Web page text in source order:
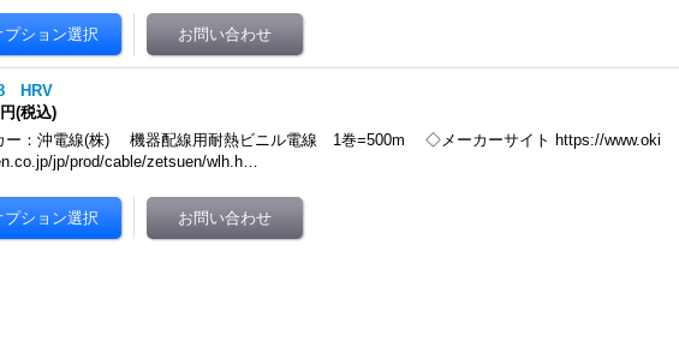
HRV
(税込)
ー：沖電線(株) 機器配線用耐熱ビニル電線 1巻=500m ◇メーカーサイト https://www.oki
jp/prod/cable/zetsuen/wlh.h…